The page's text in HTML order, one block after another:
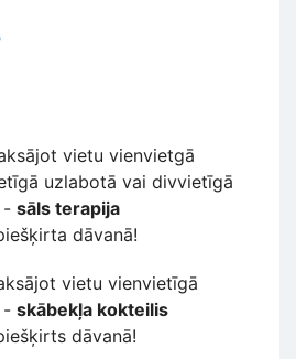
vietu vienvietgā
uzlabotā vai divvietīgā
- sāls terapija
dāvanā!
vietu vienvietīgā
- skābekļa kokteilis
dāvanā!